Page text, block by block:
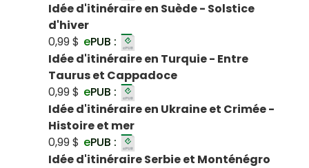
Idée d'itinéraire en Suède - Solstice
d'hiver
0,99 $ ePUB :
Idée d'itinéraire en Turquie - Entre
Taurus et Cappadoce
0,99 $ ePUB :
Idée d'itinéraire en Ukraine et Crimée -
Histoire et mer
0,99 $ ePUB :
Idée d'itinéraire Serbie et Monténégro